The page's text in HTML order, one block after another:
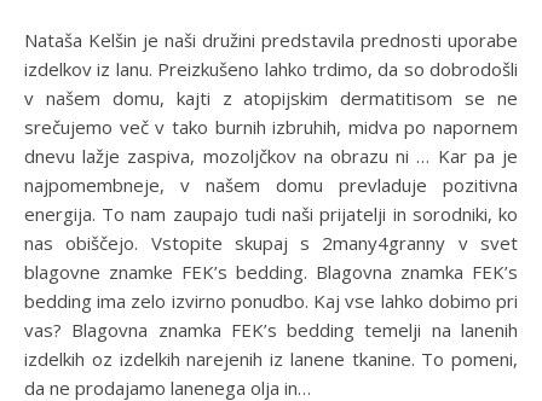
Nataša Kelšin je naši družini predstavila prednosti uporabe
izdelkov iz lanu. Preizkušeno lahko trdimo, da so dobrodošli
v našem domu, kajti z atopijskim dermatitisom se ne
srečujemo več v tako burnih izbruhih, midva po napornem
dnevu lažje zaspiva, mozoljčkov na obrazu ni … Kar pa je
najpomembneje, v našem domu prevladuje pozitivna
energija. To nam zaupajo tudi naši prijatelji in sorodniki, ko
nas obiščejo. Vstopite skupaj s 2many4granny v svet
blagovne znamke FEK’s bedding. Blagovna znamka FEK’s
bedding ima zelo izvirno ponudbo. Kaj vse lahko dobimo pri
vas? Blagovna znamka FEK’s bedding temelji na lanenih
izdelkih oz izdelkih narejenih iz lanene tkanine. To pomeni,
da ne prodajamo lanenega olja in…